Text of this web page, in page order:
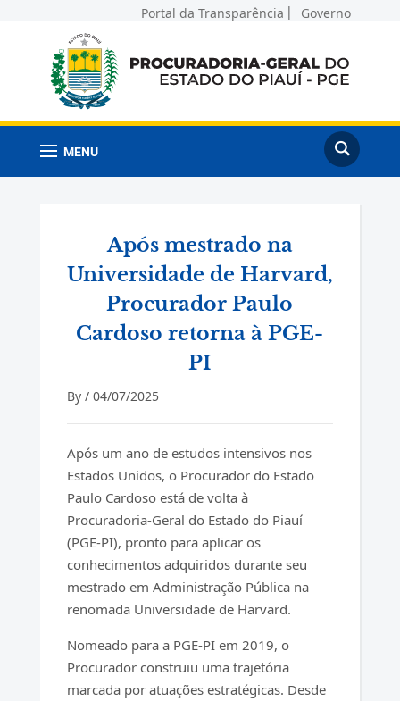
Portal da Transparência Governo
MENU
Após mestrado na
Universidade de Harvard,
Procurador Paulo
Cardoso retorna à PGE-
PI
By / 04/07/2025
Após um ano de estudos intensivos nos
Estados Unidos, o Procurador do Estado
Paulo Cardoso está de volta à
Procuradoria-Geral do Estado do Piauí
(PGE-PI), pronto para aplicar os
conhecimentos adquiridos durante seu
mestrado em Administração Pública na
renomada Universidade de Harvard.
Nomeado para a PGE-PI em 2019, o
Procurador construiu uma trajetória
marcada por atuações estratégicas. Desde